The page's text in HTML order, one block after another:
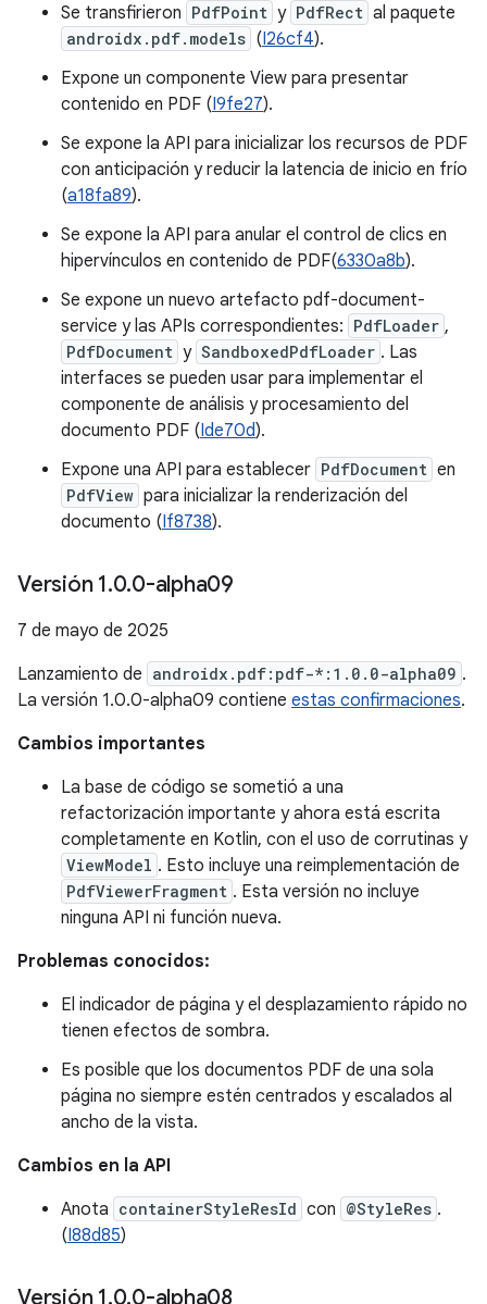
Se transfirieron PdfPoint y PdfRect al paquete
androidx.pdf.models (I26cf4).
Expone un componente View para presentar
contenido en PDF (I9fe27).
Se expone la API para inicializar los recursos de PDF
con anticipación y reducir la latencia de inicio en frío
(a18fa89).
Se expone la API para anular el control de clics en
hipervínculos en contenido de PDF(6330a8b).
Se expone un nuevo artefacto pdf-document-
service y las APIs correspondientes: PdfLoader ,
PdfDocument y SandboxedPdfLoader . Las
interfaces se pueden usar para implementar el
componente de análisis y procesamiento del
documento PDF (Ide70d).
Expone una API para establecer PdfDocument en
PdfView para inicializar la renderización del
documento (If8738).
Versión 1.0.0-alpha09
7 de mayo de 2025
Lanzamiento de androidx.pdf:pdf-*:1.0.0-alpha09 .
La versión 1.0.0-alpha09 contiene estas confirmaciones.
Cambios importantes
La base de código se sometió a una
refactorización importante y ahora está escrita
completamente en Kotlin, con el uso de corrutinas y
ViewModel . Esto incluye una reimplementación de
PdfViewerFragment . Esta versión no incluye
ninguna API ni función nueva.
Problemas conocidos:
El indicador de página y el desplazamiento rápido no
tienen efectos de sombra.
Es posible que los documentos PDF de una sola
página no siempre estén centrados y escalados al
ancho de la vista.
Cambios en la API
Anota containerStyleResId con @StyleRes .
(I88d85)
Versión 1.0.0-alpha08